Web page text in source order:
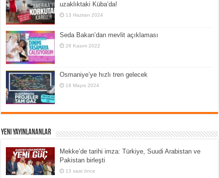
uzaklıktaki Küba’da!
13 Haziran 2024
Seda Bakan’dan mevlit açıklaması
28 Kasım 2022
Osmaniye’ye hızlı tren gelecek
18 Mayıs 2024
Yeni Yayınlananlar
Mekke’de tarihi imza: Türkiye, Suudi Arabistan ve
Pakistan birleşti
13 saat önce